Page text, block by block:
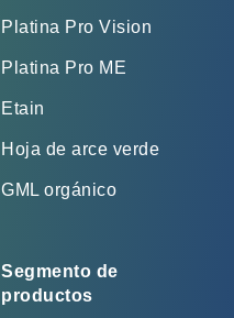
Platina Pro Vision
Platina Pro ME
Etain
Hoja de arce verde
GML orgánico
Segmento de
productos